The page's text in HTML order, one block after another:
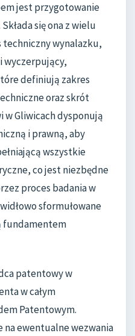
jest przygotowanie
się ona z wielu
wynalazku,
wyczerpujący,
definiują zakres
oraz skrót
w Gliwicach dysponują
i prawną, aby
wszystkie
co jest niezbędne
proces badania w
sformułowane
fundamentem
patentowy w
w całym
Patentowym.
ewentualne wezwania